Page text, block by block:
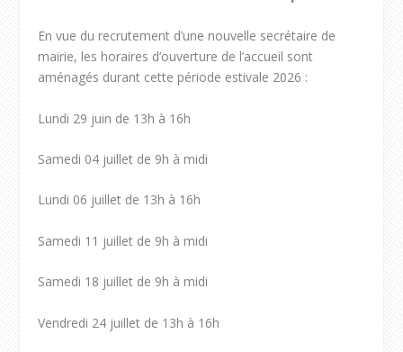
En vue du recrutement d’une nouvelle secrétaire de
mairie, les horaires d’ouverture de l’accueil sont
aménagés durant cette période estivale 2026 :
Lundi 29 juin de 13h à 16h
Samedi 04 juillet de 9h à midi
Lundi 06 juillet de 13h à 16h
Samedi 11 juillet de 9h à midi
Samedi 18 juillet de 9h à midi
Vendredi 24 juillet de 13h à 16h